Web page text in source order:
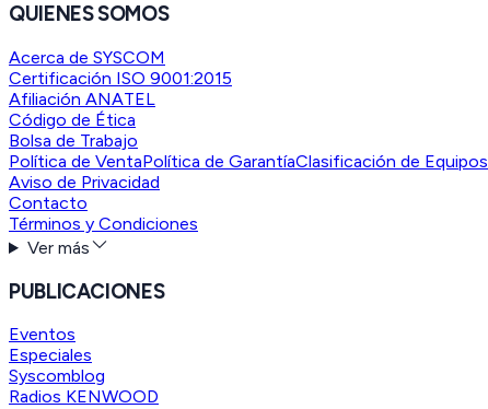
QUIENES SOMOS
Acerca de SYSCOM
Certificación ISO 9001:2015
Afiliación ANATEL
Código de Ética
Bolsa de Trabajo
Política de VentaPolítica de GarantíaClasificación de Equipos
Aviso de Privacidad
Contacto
Términos y Condiciones
Ver más
PUBLICACIONES
Eventos
Especiales
Syscomblog
Radios KENWOOD